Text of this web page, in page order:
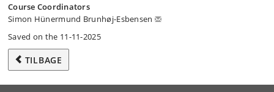
Course Coordinators
Simon Hünermund Brunhøj-Esbensen
Saved on the 11-11-2025
TILBAGE